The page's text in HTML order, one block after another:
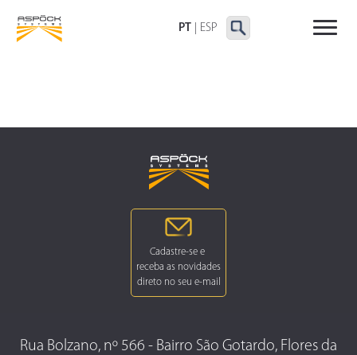
PT ESP
DELIMITADORAS E
LATERAIS
Rua Bolzano, nº 566 - Bairro São Gotardo, Flores da